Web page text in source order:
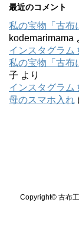
最近のコメント
私の宝物「古布
kodemarimama
インスタグラム
私の宝物「古布
子 より
インスタグラム
母のスマホ入れ
Copyright© 古布